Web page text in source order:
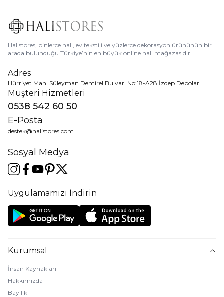
Halıstores, binlerce halı, ev tekstili ve yüzlerce dekorasyon ürününün bir
arada bulunduğu Türkiye’nin en büyük online halı mağazasıdır.
Adres
Hürriyet Mah. Süleyman Demirel Bulvarı No:18-A28 İzdep Depoları
Müşteri Hizmetleri
0538 542 60 50
E-Posta
destek@halistores.com
Sosyal Medya
Uygulamamızı İndirin
Kurumsal
İnsan Kaynakları
Hakkımızda
Bayilik